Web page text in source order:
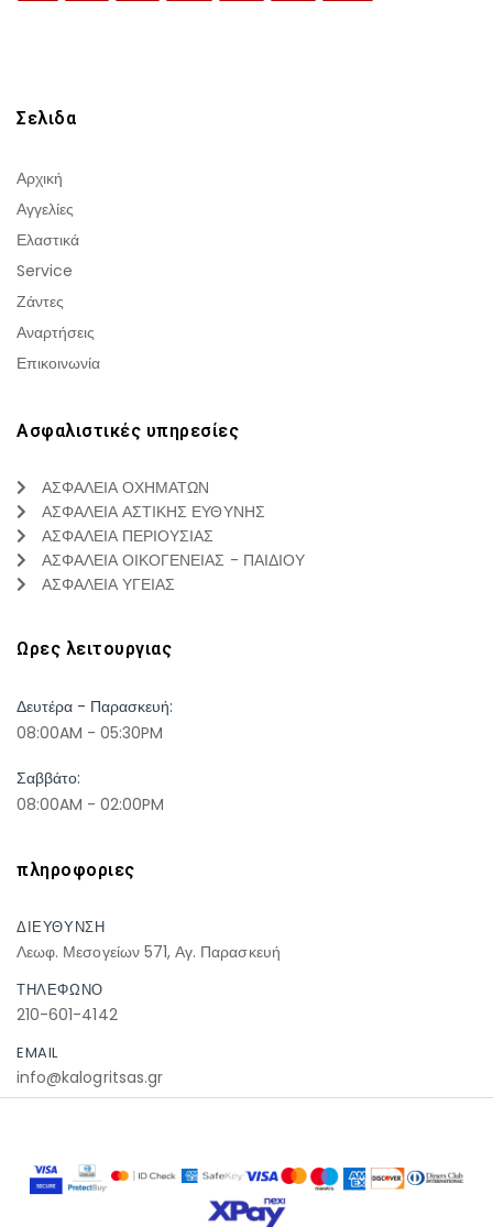
Σελιδα
Αρχική
Αγγελίες
Ελαστικά
Service
Ζάντες
Αναρτήσεις
Επικοινωνία
Ασφαλιστικές υπηρεσίες
ΑΣΦΑΛΕΙΑ ΟΧΗΜΑΤΩΝ
ΑΣΦΑΛΕΙΑ ΑΣΤΙΚΗΣ ΕΥΘΥΝΗΣ
ΑΣΦΑΛΕΙΑ ΠΕΡΙΟΥΣΙΑΣ
ΑΣΦΑΛΕΙΑ ΟΙΚΟΓΕΝΕΙΑΣ - ΠΑΙΔΙΟΥ
ΑΣΦΑΛΕΙΑ ΥΓΕΙΑΣ
Ωρες λειτουργιας
Δευτέρα - Παρασκευή:
08:00AM - 05:30PM
Σαββάτο:
08:00AM - 02:00PM
πληροφοριες
ΔΙΕΥΘΥΝΣΗ
Λεωφ. Μεσογείων 571, Αγ. Παρασκευή
ΤΗΛΕΦΩΝΟ
210-601-4142
EMAIL
info@kalogritsas.gr